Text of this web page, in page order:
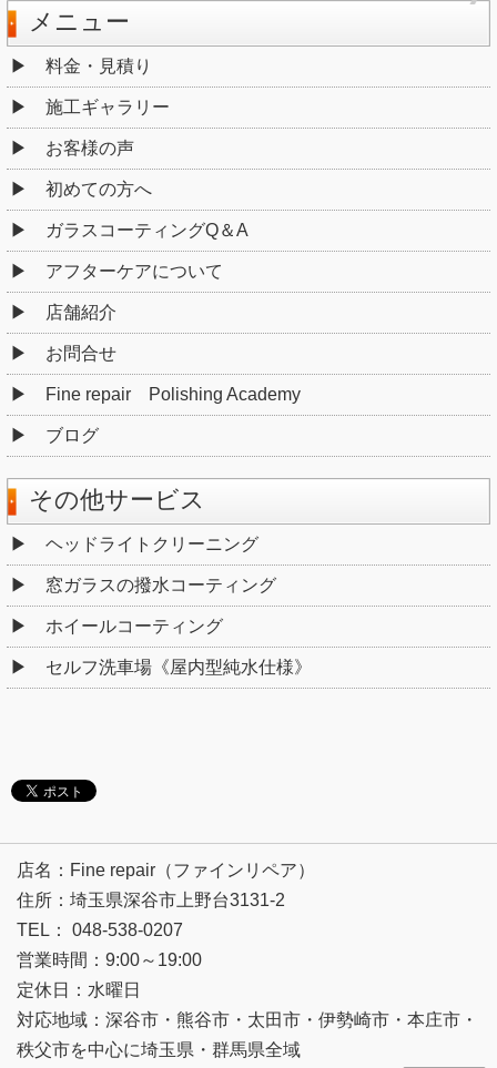
メニュー
料金・見積り
施工ギャラリー
お客様の声
初めての方へ
ガラスコーティングQ＆A
アフターケアについて
店舗紹介
お問合せ
Fine repair Polishing Academy
ブログ
その他サービス
ヘッドライトクリーニング
窓ガラスの撥水コーティング
ホイールコーティング
セルフ洗車場《屋内型純水仕様》
店名：Fine repair（ファインリペア）
住所：埼玉県深谷市上野台3131-2
TEL： 048-538-0207
営業時間：9:00～19:00
定休日：水曜日
対応地域：深谷市・熊谷市・太田市・伊勢崎市・本庄市・
秩父市を中心に埼玉県・群馬県全域